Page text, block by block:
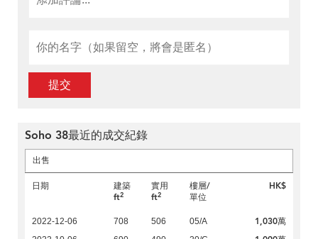
提交
Soho 38最近的成交紀錄
出售
日期
建築
ft2
實用
ft2
樓層/
單位
HK$
2022-12-06 708 506 05/A 1,030萬